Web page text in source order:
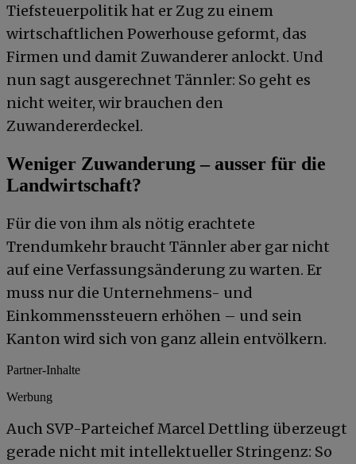
Tiefsteuerpolitik hat er Zug zu einem
wirtschaftlichen Powerhouse geformt, das
Firmen und damit Zuwanderer anlockt. Und
nun sagt ausgerechnet Tännler: So geht es
nicht weiter, wir brauchen den
Zuwandererdeckel.
Weniger Zuwanderung – ausser für die
Landwirtschaft?
Für die von ihm als nötig erachtete
Trendumkehr braucht Tännler aber gar nicht
auf eine Verfassungsänderung zu warten. Er
muss nur die Unternehmens- und
Einkommenssteuern erhöhen – und sein
Kanton wird sich von ganz allein entvölkern.
Partner-Inhalte
Werbung
Auch SVP-Parteichef Marcel Dettling überzeugt
gerade nicht mit intellektueller Stringenz: So